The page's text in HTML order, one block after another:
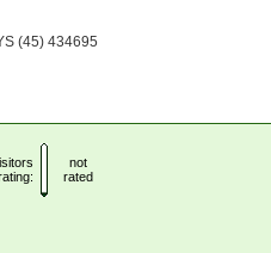
(45) 434695
not
rated